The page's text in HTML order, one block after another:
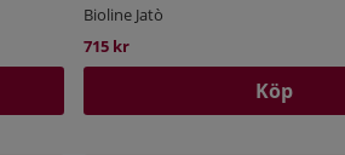
Bioline Jatò
715 kr
Köp